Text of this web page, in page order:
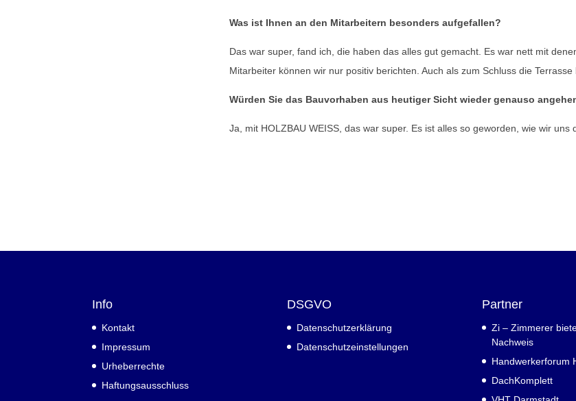
Was ist Ihnen an den Mitarbeitern besonders aufgefallen?
Das war super, fand ich, die haben das alles gut gemacht. Es war nett mit
Mitarbeiter können wir nur positiv berichten. Auch als zum Schluss die Terrasse
Würden Sie das Bauvorhaben aus heutiger Sicht wieder genauso
Ja, mit HOLZBAU WEISS, das war super. Es ist alles so geworden, wie wir uns
Info
Kontakt
Impressum
Urheberrechte
Haftungsausschluss
DSGVO
Datenschutzerklärung
Datenschutzeinstellungen
Partner
Zi – Zimmerer
Nachweis
Handwerkerforum
DachKomplett